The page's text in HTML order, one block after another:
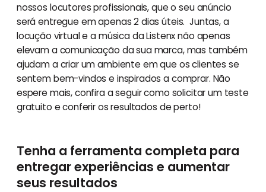
nossos locutores profissionais, que o seu anúncio
será entregue em apenas 2 dias úteis. Juntas, a
locução virtual e a música da Listenx não apenas
elevam a comunicação da sua marca, mas também
ajudam a criar um ambiente em que os clientes se
sentem bem-vindos e inspirados a comprar. Não
espere mais, confira a seguir como solicitar um teste
gratuito e conferir os resultados de perto!
Tenha a ferramenta completa para
entregar experiências e aumentar
seus resultados